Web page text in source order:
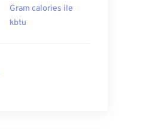
Gram calories ile
kbtu